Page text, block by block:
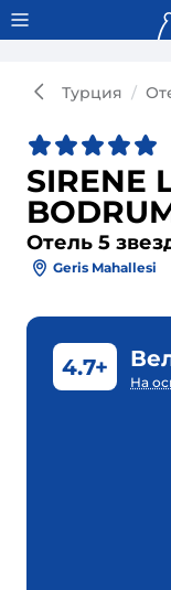
Тонкости
Турция
SIRENE
Отель 5
Geris Mahallesi
4.7+
На